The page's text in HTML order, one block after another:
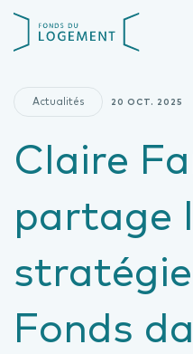
contenu
Actualités 20 OCT. 2025
Claire
partage
Fonds